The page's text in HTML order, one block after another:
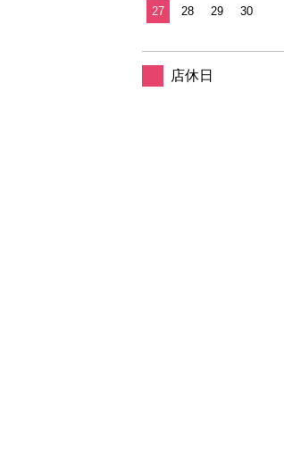
27 28 29 30
店休日